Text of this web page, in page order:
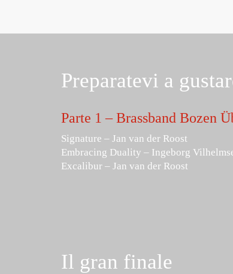
Preparatevi a
Parte 1 – Brassband Bozen
Signature – Jan van der Roost
Embracing Duality – Ingeborg
Excalibur – Jan van der Roost
Il gran finale